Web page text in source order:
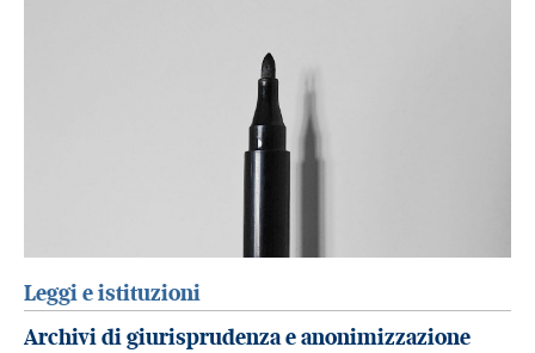
Leggi e istituzioni
Archivi di giurisprudenza e anonimizzazione